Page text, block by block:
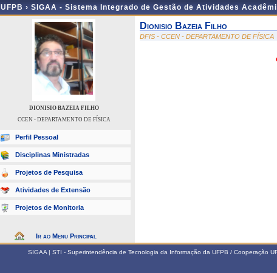
UFPB › SIGAA - Sistema Integrado de Gestão de Atividades
DIONISIO BAZEIA FILHO
CCEN - DEPARTAMENTO DE FÍSICA
Perfil Pessoal
Disciplinas Ministradas
Projetos de Pesquisa
Atividades de Extensão
Projetos de Monitoria
Ir ao Menu Principal
Dionisio Bazeia Filho
DFIS - CCEN - DEPARTAMENTO DE FÍSICA
SIGAA | STI - Superintendência de Tecnologia da Informação da UFPB / Cooperação